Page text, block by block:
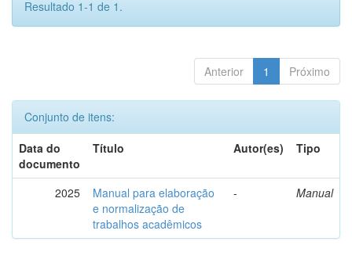
Resultado 1-1 de 1.
Anterior 1 Próximo
Conjunto de itens:
Data do
documento
Título Autor(es) Tipo
2025
Manual para elaboração
e normalização de
trabalhos acadêmicos
- Manual